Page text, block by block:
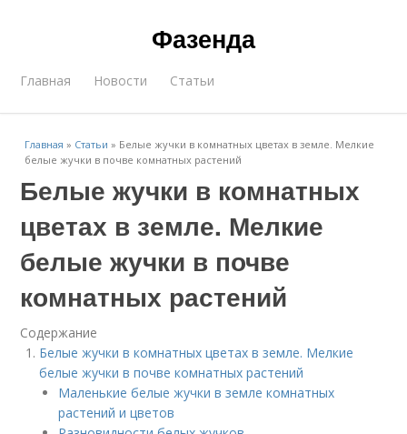
Фазенда
Главная Новости Статьи
Главная » Статьи » Белые жучки в комнатных цветах в земле. Мелкие
белые жучки в почве комнатных растений
Белые жучки в комнатных
цветах в земле. Мелкие
белые жучки в почве
комнатных растений
Содержание
Белые жучки в комнатных цветах в земле. Мелкие
белые жучки в почве комнатных растений
Маленькие белые жучки в земле комнатных
растений и цветов